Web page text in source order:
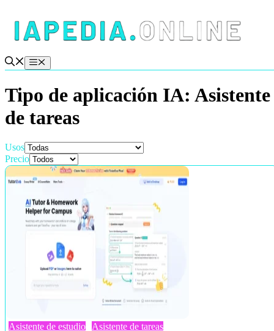
contenido
Menú
Tipo de aplicación IA: Asistente
de tareas
Usos
Precio
Asistente de estudio Asistente de tareas